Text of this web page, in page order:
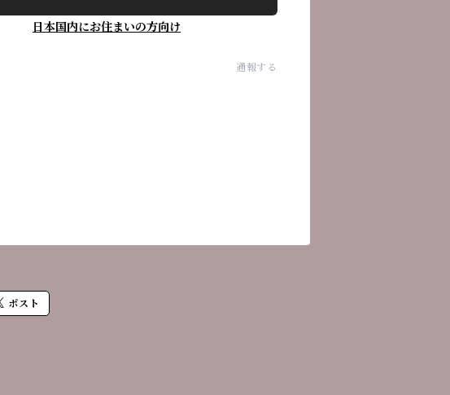
日本国内にお住まいの方向け
通報する
ポスト